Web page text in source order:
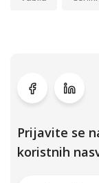
Prijavite se
koristnih